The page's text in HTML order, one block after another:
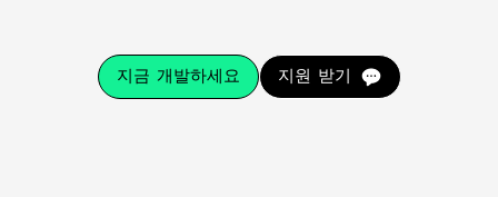
지금 개발하세요 지원 받기